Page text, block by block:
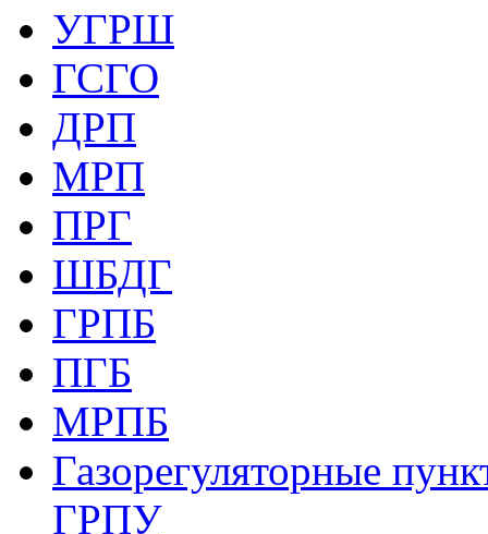
УГРШ
ГСГО
ДРП
МРП
ПРГ
ШБДГ
ГРПБ
ПГБ
МРПБ
Газорегуляторные
ГРПУ